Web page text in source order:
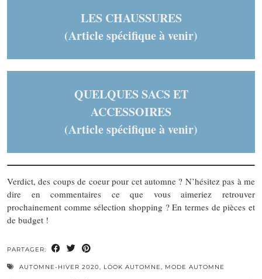
LES CHAUSSURES
(Article spécifique à venir)
QUELQUES SACS ET
ACCESSOIRES
(Article spécifique à venir)
Verdict, des coups de coeur pour cet automne ? N’hésitez pas à me
dire en commentaires ce que vous aimeriez retrouver
prochainement comme sélection shopping ? En termes de pièces et
de budget !
PARTAGER:
AUTOMNE-HIVER 2020, LOOK AUTOMNE, MODE AUTOMNE